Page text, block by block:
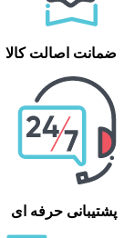
ضمانت اصالت کالا
پشتیبانی حرفه ای